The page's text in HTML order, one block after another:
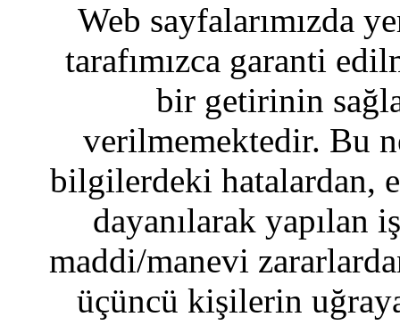
Web sayfalarımızda
tarafımızca garanti
bir getirinin
verilmemektedir. Bu
bilgilerdeki hatalardan,
dayanılarak yapılan
maddi/manevi
üçüncü kişilerin